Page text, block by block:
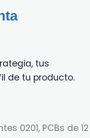
tus
de tu producto.
0201, PCBs de 12